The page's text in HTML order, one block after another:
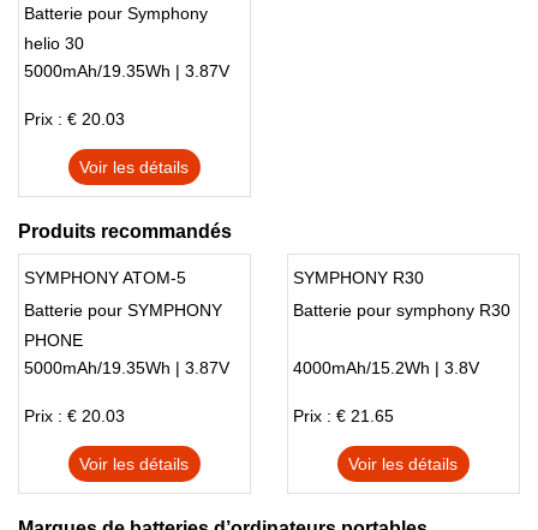
Batterie pour Symphony
helio 30
5000mAh/19.35Wh | 3.87V
Prix : € 20.03
Voir les détails
Produits recommandés
SYMPHONY ATOM-5
Batterie pour SYMPHONY
PHONE
5000mAh/19.35Wh | 3.87V
Prix : € 20.03
Voir les détails
SYMPHONY R30
Batterie pour symphony R30
4000mAh/15.2Wh | 3.8V
Prix : € 21.65
Voir les détails